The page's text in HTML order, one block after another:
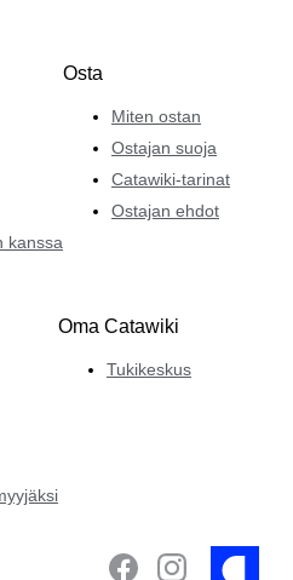
kanssa
Osta
Miten ostan
Ostajan suoja
Catawiki-tarinat
Ostajan ehdot
Oma Catawiki
Tukikeskus